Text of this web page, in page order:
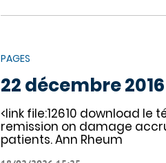
PAGES
22 décembre 2016
<link file:12610 download
remission on damage
patients. Ann Rheum